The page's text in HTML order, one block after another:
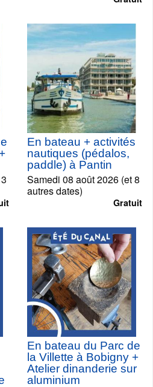
En bateau + activités
nautiques (pédalos,
paddle) à Pantin
Samedi 08 août 2026 (et 8
autres dates)
Gratuit
En bateau du Parc de
la Villette à Bobigny +
Atelier dinanderie sur
aluminium